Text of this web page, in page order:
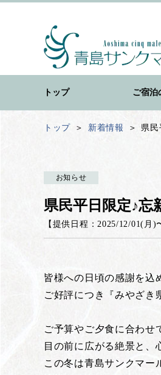
トップ ご宿泊
トップ 新着情報 県民
お知らせ
県民平日限定♪忘
【提供日程：2025/12/01(月)
皆様への日頃の感謝を込
ご好評につき『みやざき
ご予算やご夕食に合わせ
目の前に広がる絶景と、
この冬は青島サンクマー